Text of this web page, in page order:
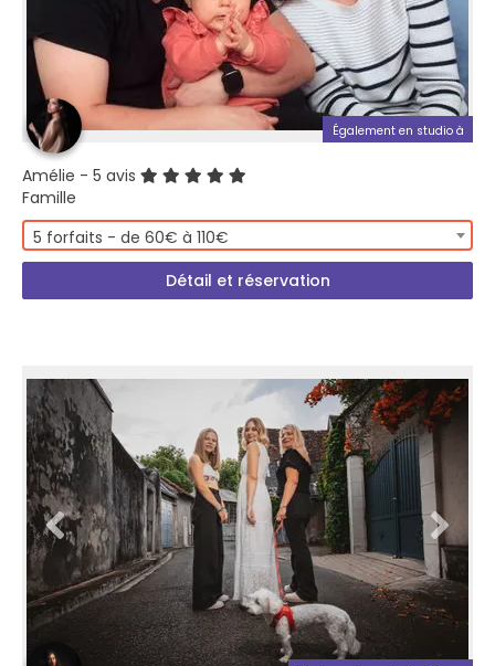
Également en studio à
Amélie - 5 avis
Famille
5 forfaits - de 60€ à 110€
Détail et réservation